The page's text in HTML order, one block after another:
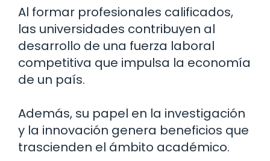
Al formar profesionales calificados,
las universidades contribuyen al
desarrollo de una fuerza laboral
competitiva que impulsa la economía
de un país.
Además, su papel en la investigación
y la innovación genera beneficios que
trascienden el ámbito académico.